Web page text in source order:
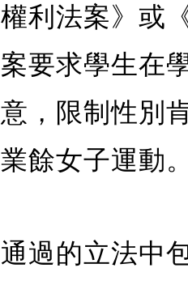
權利法案》或
要求學生在
，限制性別
餘女子運動
過的立法中